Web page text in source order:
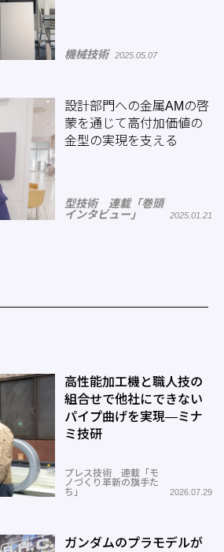
機械技術 2025.05.07
設計部門への金属AMの啓
蒙を通じて高付加価値の
金型の実現を支える
型技術 連載「巻頭
インタビュー」
2025.01.21
高性能加工機と職人技の
組合せで他社にできない
パイプ曲げを実現―ミナ
ミ技研
プレス技術 連載「モ
ノづくり革新の旗手た
ち」
2026.07.29
ガンダムのプラモデルが